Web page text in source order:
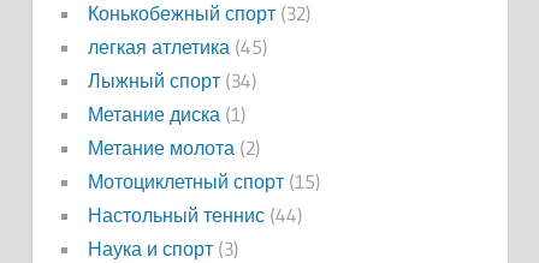
Конькобежный спорт(32)
легкая атлетика(45)
Лыжный спорт(34)
Метание диска(1)
Метание молота(2)
Мотоциклетный спорт(15)
Настольный теннис(44)
Наука и спорт(3)